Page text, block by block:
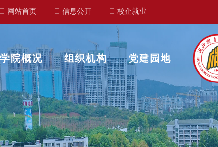
网站首页 信息公开 校企就业
学院概况 组织机构 党建园地